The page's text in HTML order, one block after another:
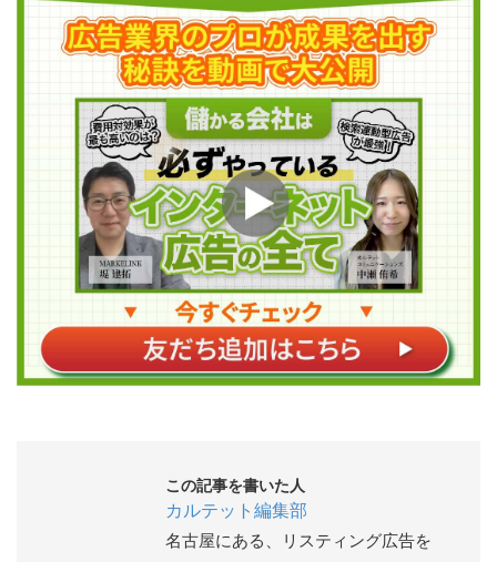
この記事を書いた人
カルテット編集部
名古屋にある、リスティング広告を